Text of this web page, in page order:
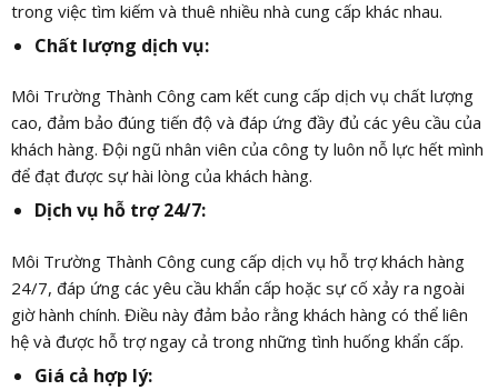
trong việc tìm kiếm và thuê nhiều nhà cung cấp khác nhau.
Chất lượng dịch vụ:
Môi Trường Thành Công cam kết cung cấp dịch vụ chất lượng
cao, đảm bảo đúng tiến độ và đáp ứng đầy đủ các yêu cầu của
khách hàng. Đội ngũ nhân viên của công ty luôn nỗ lực hết mình
để đạt được sự hài lòng của khách hàng.
Dịch vụ hỗ trợ 24/7:
Môi Trường Thành Công cung cấp dịch vụ hỗ trợ khách hàng
24/7, đáp ứng các yêu cầu khẩn cấp hoặc sự cố xảy ra ngoài
giờ hành chính. Điều này đảm bảo rằng khách hàng có thể liên
hệ và được hỗ trợ ngay cả trong những tình huống khẩn cấp.
Giá cả hợp lý: